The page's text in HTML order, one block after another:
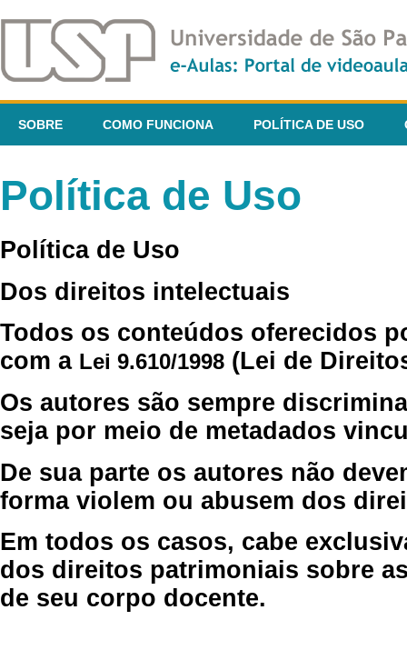
SOBRE COMO FUNCIONA POLÍTICA DE USO
Política de Uso
Política de Uso
Dos direitos intelectuais
Todos os conteúdos oferecidos
com a Lei 9.610/1998 (Lei de
Os autores são sempre
seja por meio de metadados
De sua parte os autores não
forma violem ou abusem dos
Em todos os casos, cabe
dos direitos patrimoniais sobre
de seu corpo docente.